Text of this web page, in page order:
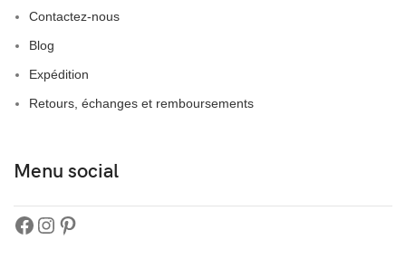
Contactez-nous
Blog
Expédition
Retours, échanges et remboursements
Menu social